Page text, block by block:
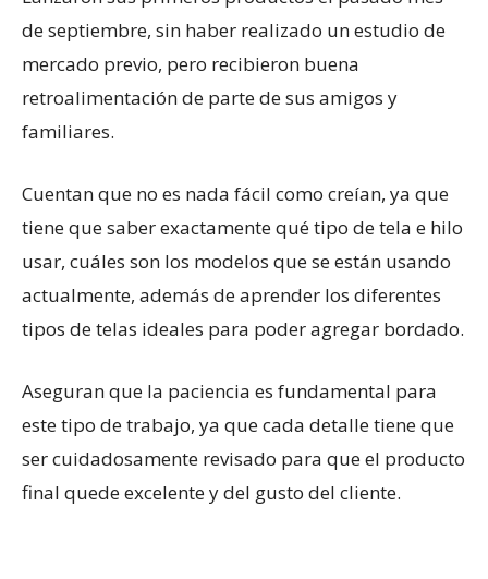
de septiembre, sin haber realizado un estudio de
mercado previo, pero recibieron buena
retroalimentación de parte de sus amigos y
familiares.
Cuentan que no es nada fácil como creían, ya que
tiene que saber exactamente qué tipo de tela e hilo
usar, cuáles son los modelos que se están usando
actualmente, además de aprender los diferentes
tipos de telas ideales para poder agregar bordado.
Aseguran que la paciencia es fundamental para
este tipo de trabajo, ya que cada detalle tiene que
ser cuidadosamente revisado para que el producto
final quede excelente y del gusto del cliente.